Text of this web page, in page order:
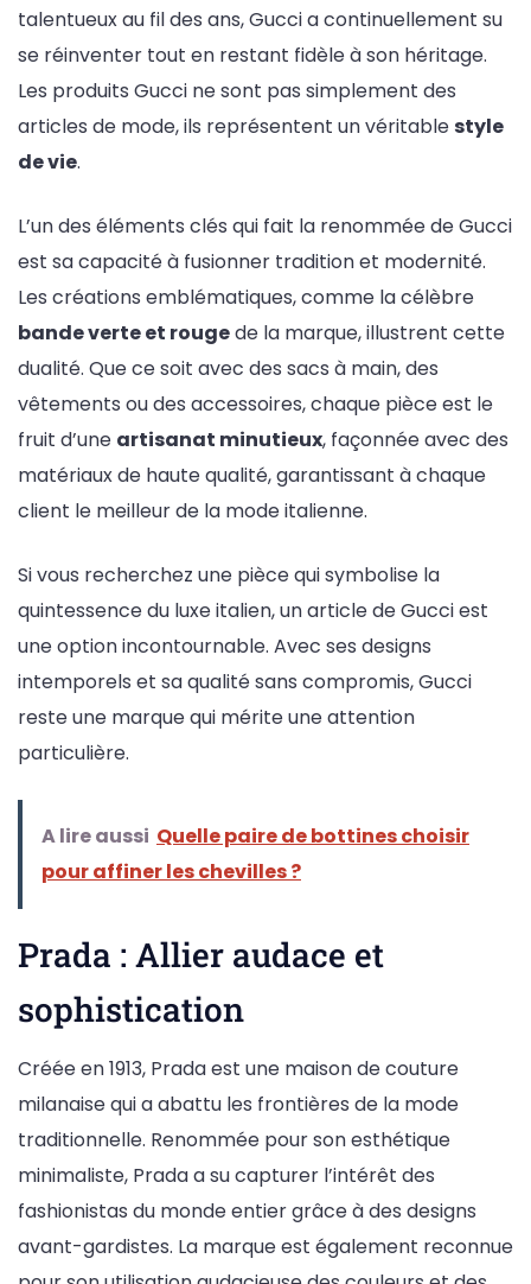
talentueux au fil des ans, Gucci a continuellement su
se réinventer tout en restant fidèle à son héritage.
Les produits Gucci ne sont pas simplement des
articles de mode, ils représentent un véritable style
de vie.
L’un des éléments clés qui fait la renommée de Gucci
est sa capacité à fusionner tradition et modernité.
Les créations emblématiques, comme la célèbre
bande verte et rougede la marque, illustrent cette
dualité. Que ce soit avec des sacs à main, des
vêtements ou des accessoires, chaque pièce est le
fruit d’une artisanat minutieux, façonnée avec des
matériaux de haute qualité, garantissant à chaque
client le meilleur de la mode italienne.
Si vous recherchez une pièce qui symbolise la
quintessence du luxe italien, un article de Gucci est
une option incontournable. Avec ses designs
intemporels et sa qualité sans compromis, Gucci
reste une marque qui mérite une attention
particulière.
A lire aussi Quelle paire de bottines choisir
pour affiner les chevilles ?
Prada : Allier audace et
sophistication
Créée en 1913, Prada est une maison de couture
milanaise qui a abattu les frontières de la mode
traditionnelle. Renommée pour son esthétique
minimaliste, Prada a su capturer l’intérêt des
fashionistas du monde entier grâce à des designs
avant-gardistes. La marque est également reconnue